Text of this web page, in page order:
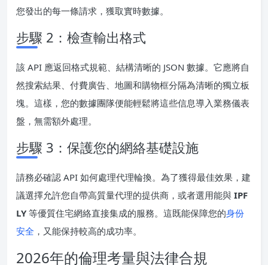
您發出的每一條請求，獲取實時數據。
步驟 2：檢查輸出格式
該 API 應返回格式規範、結構清晰的 JSON 數據。它應將自
然搜索結果、付費廣告、地圖和購物框分隔為清晰的獨立板
塊。這樣，您的數據團隊便能輕鬆將這些信息導入業務儀表
盤，無需額外處理。
步驟 3：保護您的網絡基礎設施
請務必確認 API 如何處理代理輪換。為了獲得最佳效果，建
議選擇允許您自帶高質量代理的提供商，或者選用能與 IPF
LY 等優質住宅網絡直接集成的服務。這既能保障您的身份
安全 ，又能保持較高的成功率。
2026年的倫理考量與法律合規